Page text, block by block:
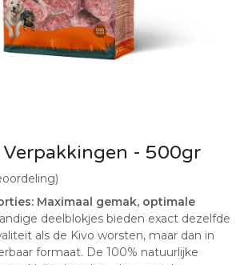
Verpakkingen - 500gr
Maximaal gemak, optimale
deelblokjes bieden exact dezelfde
als de Kivo worsten, maar dan in
formaat. De 100% natuurlijke